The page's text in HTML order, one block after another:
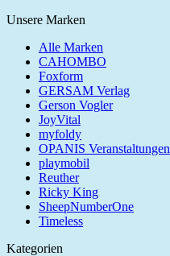
Unsere Marken
Alle Marken
CAHOMBO
Foxform
GERSAM Verlag
Gerson Vogler
JoyVital
myfoldy
OPANIS Veranstaltungen
playmobil
Reuther
Ricky King
SheepNumberOne
Timeless
Kategorien